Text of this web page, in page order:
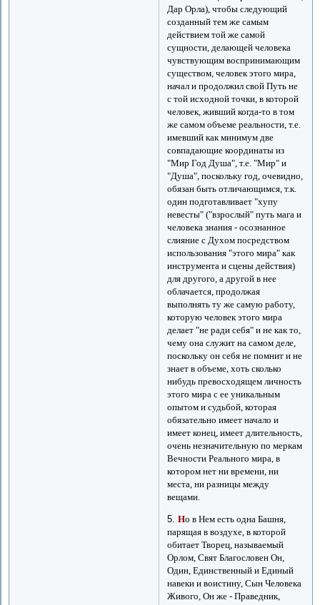
Дар Орла), чтобы следующий
созданный тем же самым
действием той же самой
сущности, делающей человека
чувствующим воспринимающим
существом, человек этого мира,
начал и продолжил свой Путь не
с той исходной точки, в которой
человек, живший когда-то в том
же самом объеме реальности, т.е.
имевший как минимум две
совпадающие координаты из
"Мир Год Душа", т.е. "Мир" и
"Душа", поскольку год, очевидно,
обязан быть отличающимся, т.к.
один подготавливает "хупу
невесты" ("взрослый" путь мага и
человека знания - осознанное
слияние с Духом посредством
использования "этого мира" как
инструмента и сцены действия)
для другого, а другой в нее
облачается, продолжая
выполнять ту же самую работу,
которую человек этого мира
делает "не ради себя" и не как то,
чему она служит на самом деле,
поскольку он себя не помнит и не
знает в объеме, хоть сколько
нибудь превосходящем личность
этого мира с ее уникальным
опытом и судьбой, которая
обязательно имеет начало и
имеет конец, имеет длительность,
очень незначительную по меркам
Вечности Реального мира, в
котором нет ни времени, ни
места, ни разницы между
вещами.
5.Но в Нем есть одна Башня,
парящая в воздухе, в которой
обитает Творец, называемый
Орлом, Свят Благословен Он,
Один, Единственный и Единый
навеки и воистину, Сын Человека
Живого, Он же - Праведник,